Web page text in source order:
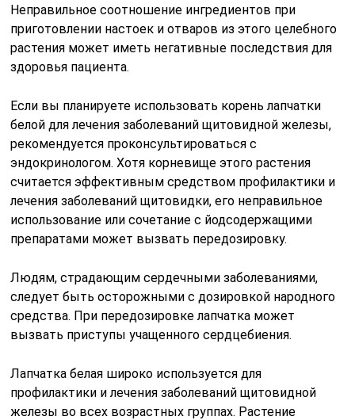
Неправильное соотношение ингредиентов при
приготовлении настоек и отваров из этого целебного
растения может иметь негативные последствия для
здоровья пациента.
Если вы планируете использовать корень лапчатки
белой для лечения заболеваний щитовидной железы,
рекомендуется проконсультироваться с
эндокринологом. Хотя корневище этого растения
считается эффективным средством профилактики и
лечения заболеваний щитовидки, его неправильное
использование или сочетание с йодсодержащими
препаратами может вызвать передозировку.
Людям, страдающим сердечными заболеваниями,
следует быть осторожными с дозировкой народного
средства. При передозировке лапчатка может
вызвать приступы учащенного сердцебиения.
Лапчатка белая широко используется для
профилактики и лечения заболеваний щитовидной
железы во всех возрастных группах. Растение